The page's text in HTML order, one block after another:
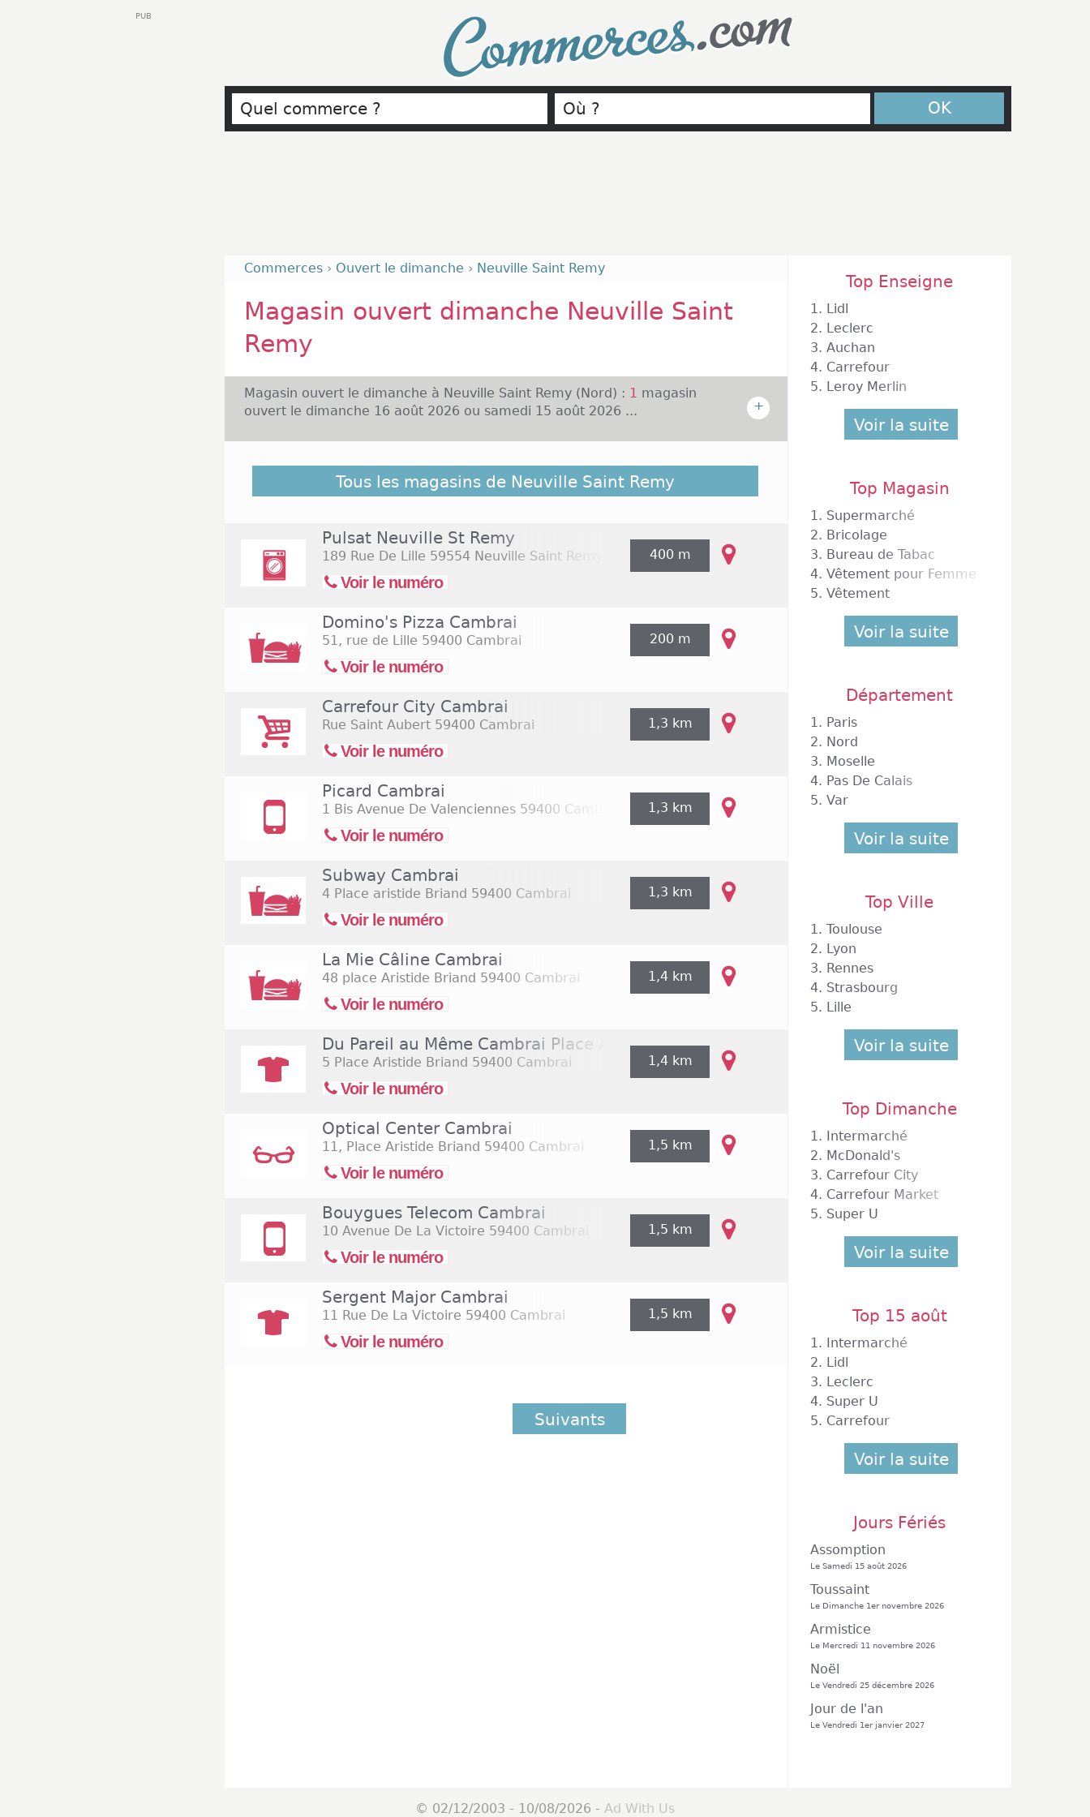
Commerces.com
OK
Commerces › Ouvert le dimanche › Neuville Saint Remy
Magasin ouvert dimanche Neuville Saint
Remy
Magasin ouvert le dimanche à Neuville Saint Remy (Nord) : 1 magasin
ouvert le dimanche 16 août 2026 ou samedi 15 août 2026 ...
+
Découvrez dans la liste ci-dessous les magasins ouverts le dimanche à Neuville
Saint Remy et ceux situés à proximité. Ils sont classés du plus proche au plus
Tous les magasins de Neuville Saint Remy
Pulsat Neuville St Remy
189 Rue De Lille 59554 Neuville Saint Remy
Voir le numéro
400 m
Domino's Pizza Cambrai
51, rue de Lille 59400 Cambrai
Voir le numéro
200 m
Carrefour City Cambrai
Rue Saint Aubert 59400 Cambrai
Voir le numéro
1,3 km
Picard Cambrai
1 Bis Avenue De Valenciennes 59400 Cambrai
Voir le numéro
1,3 km
Subway Cambrai
4 Place aristide Briand 59400 Cambrai
Voir le numéro
1,3 km
La Mie Câline Cambrai
48 place Aristide Briand 59400 Cambrai
Voir le numéro
1,4 km
Du Pareil au Même Cambrai Place Aristide Briand
5 Place Aristide Briand 59400 Cambrai
Voir le numéro
1,4 km
Optical Center Cambrai
11, Place Aristide Briand 59400 Cambrai
Voir le numéro
1,5 km
Bouygues Telecom Cambrai
10 Avenue De La Victoire 59400 Cambrai
Voir le numéro
1,5 km
Sergent Major Cambrai
11 Rue De La Victoire 59400 Cambrai
Voir le numéro
1,5 km
Suivants
Top Enseigne
1. Lidl
2. Leclerc
3. Auchan
4. Carrefour
5. Leroy Merlin
Voir la suite
Top Magasin
1. Supermarché
2. Bricolage
3. Bureau de Tabac
4. Vêtement pour Femme
5. Vêtement
Voir la suite
Département
1. Paris
2. Nord
3. Moselle
4. Pas De Calais
5. Var
Voir la suite
Top Ville
1. Toulouse
2. Lyon
3. Rennes
4. Strasbourg
5. Lille
Voir la suite
Top Dimanche
1. Intermarché
2. McDonald's
3. Carrefour City
4. Carrefour Market
5. Super U
Voir la suite
Top 15 août
1. Intermarché
2. Lidl
3. Leclerc
4. Super U
5. Carrefour
Voir la suite
Jours Fériés
Assomption
Le Samedi 15 août 2026
Toussaint
Le Dimanche 1er novembre 2026
Armistice
Le Mercredi 11 novembre 2026
Noël
Le Vendredi 25 décembre 2026
Jour de l'an
Le Vendredi 1er janvier 2027
PUB
© 02/12/2003 - 10/08/2026 - Ad With Us